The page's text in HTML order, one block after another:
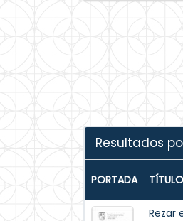
Resultados
PORTADA TÍTULO
Rezar